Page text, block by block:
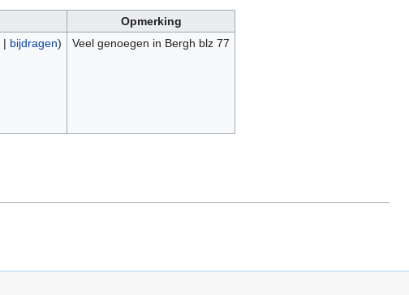
Opmerking
| bijdragen) Veel genoegen in Bergh blz 77